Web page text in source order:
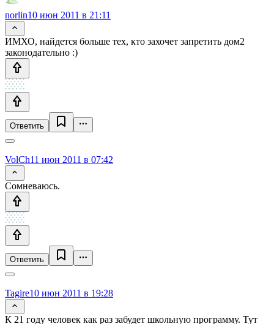
norlin10 июн 2011 в 21:11
ИМХО, найдется больше тех, кто захочет запретить дом2
законодательно :)
Ответить
VolCh11 июн 2011 в 07:42
Сомневаюсь.
Ответить
Tagire10 июн 2011 в 19:28
К 21 году человек как раз забудет школьную программу. Тут